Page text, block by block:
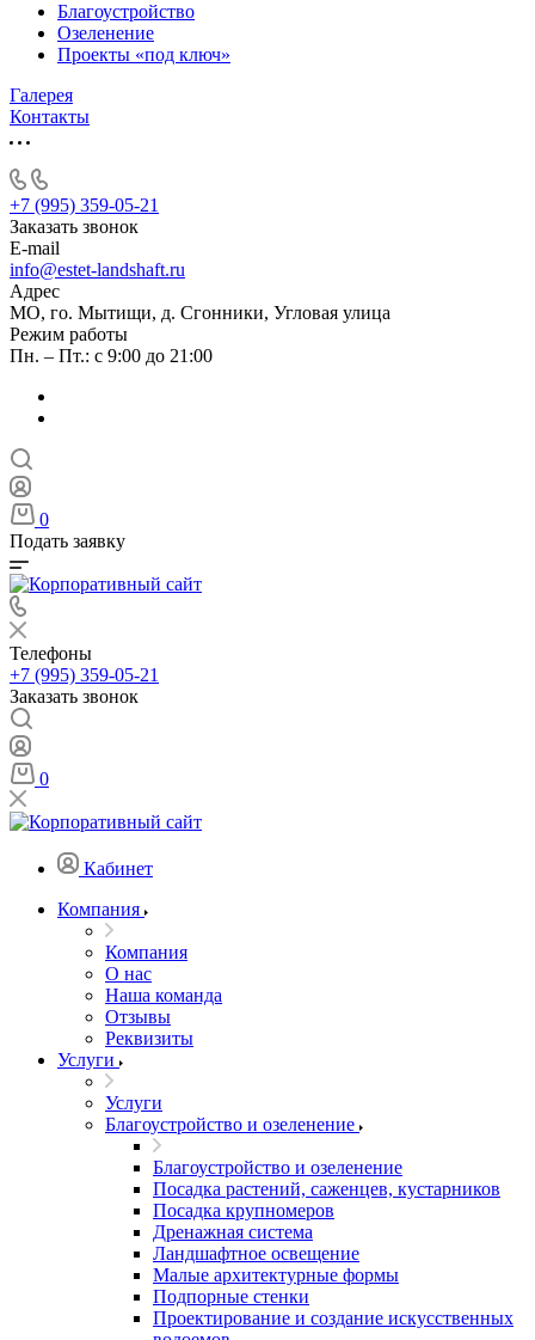
Благоустройство
Озеленение
Проекты «под ключ»
Галерея
Контакты
+7 (995) 359-05-21
Заказать звонок
E-mail
info@estet-landshaft.ru
Адрес
МО, го. Мытищи, д. Сгонники, Угловая улица
Режим работы
Пн. – Пт.: с 9:00 до 21:00
0
Подать заявку
Телефоны
+7 (995) 359-05-21
Заказать звонок
0
Кабинет
Компания
Компания
О нас
Наша команда
Отзывы
Реквизиты
Услуги
Услуги
Благоустройство и озеленение
Благоустройство и озеленение
Посадка растений, саженцев, кустарников
Посадка крупномеров
Дренажная система
Ландшафтное освещение
Малые архитектурные формы
Подпорные стенки
Проектирование и создание искусственных